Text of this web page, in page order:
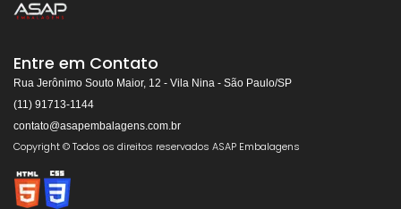
Respondemos rapidamente
👋Olá! Bem-vindo!
Somos especialistas em
Envolvedoras, Filme Stretch, Fitas de Arquear,
Entre em Contato
Rua Jerônimo Souto Maior, 12 - Vila Nina - São Paulo/SP
(11) 91713-1144
contato@asapembalagens.com.br
Copyright © Todos os direitos reservados ASAP Embalagens